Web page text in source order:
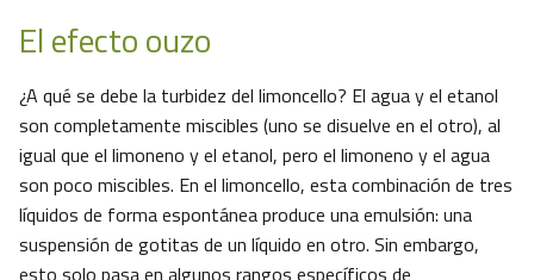
El efecto ouzo
¿A qué se debe la turbidez del limoncello? El agua y el etanol
son completamente miscibles (uno se disuelve en el otro), al
igual que el limoneno y el etanol, pero el limoneno y el agua
son poco miscibles. En el limoncello, esta combinación de tres
líquidos de forma espontánea produce una emulsión: una
suspensión de gotitas de un líquido en otro. Sin embargo,
esto solo pasa en algunos rangos específicos de